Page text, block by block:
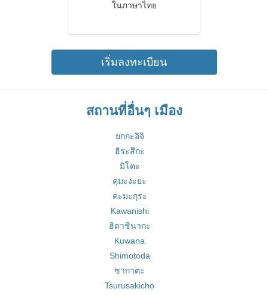
ในภาษาไทย
เริ่มลงทะเบียน
สถานที่อื่นๆ เมือง
ยกกะอิจิ
ฮิระสึกะ
มิโตะ
คุมะงะยะ
คะมะกุระ
Kawanishi
ฮิตาชินากะ
Kuwana
Shimotoda
ซากาตะ
Tsurusakicho